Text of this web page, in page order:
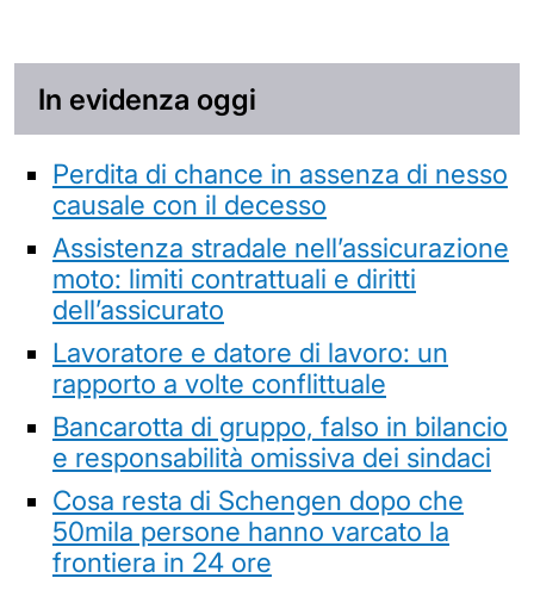
In evidenza oggi
Perdita di chance in assenza di nesso
causale con il decesso
Assistenza stradale nell’assicurazione
moto: limiti contrattuali e diritti
dell’assicurato
Lavoratore e datore di lavoro: un
rapporto a volte conflittuale
Bancarotta di gruppo, falso in bilancio
e responsabilità omissiva dei sindaci
Cosa resta di Schengen dopo che
50mila persone hanno varcato la
frontiera in 24 ore